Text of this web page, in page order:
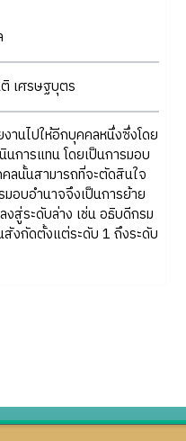
เศรษฐบุตร
านไปให้อีกบุคคลหนึ่งซึ่งโดย
การแทน โดยเป็นการมอบ
ลนั้นสามารถที่จะตัดสินใจ
อบอำนาจจึงเป็นการย้าย
สู่ระดับล่าง เช่น อธิบดีกรม
สังกัดตั้งแต่ระดับ 1 ถึงระดับ